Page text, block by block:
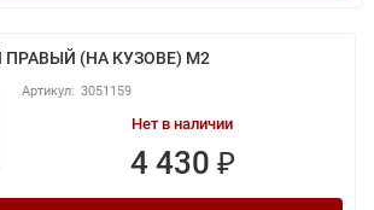
(НА КУЗОВЕ) M2
3051159
Нет в наличии
4 430 ₽